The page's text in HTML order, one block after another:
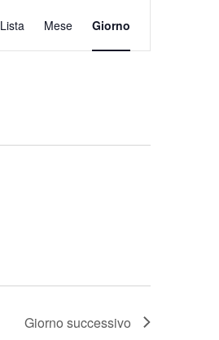
Viste
Lista Mese Giorno
Giorno successivo